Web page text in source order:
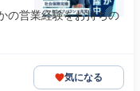
の営業経験をお持ちの
気になる